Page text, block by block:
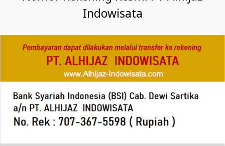
Indowisata